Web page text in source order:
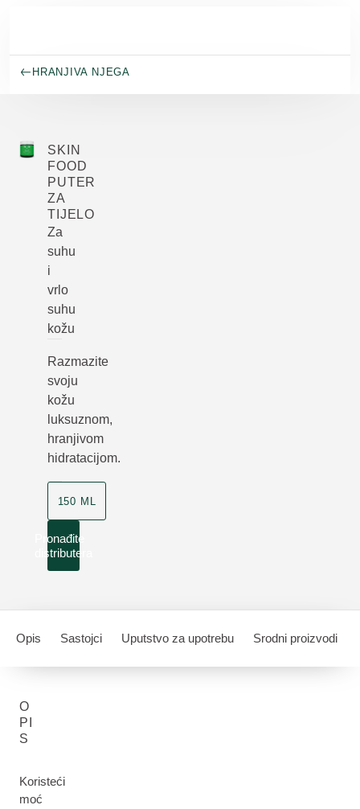
HRANJIVA NJEGA
SKIN
FOOD
PUTER
ZA
TIJELO
Za
suhu
i
vrlo
suhu
kožu
Razmazite
svoju
kožu
luksuznom,
hranjivom
hidratacijom.
150 ML
Pronađite
distributera
Opis Sastojci Uputstvo za upotrebu Srodni proizvodi
O
PI
S
Koristeći
moć